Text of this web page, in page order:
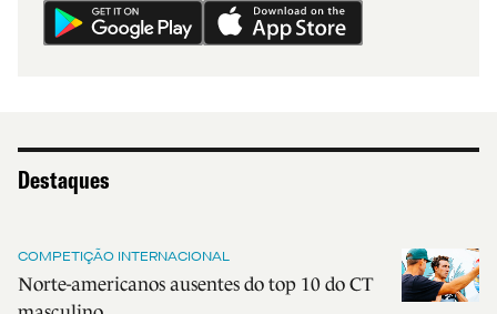
Destaques
COMPETIÇÃO INTERNACIONAL
Norte-americanos ausentes do top 10 do CT